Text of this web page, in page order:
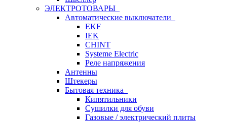
ЭЛЕКТРОТОВАРЫ
Автоматические выключатели
EKF
IEK
CHINT
Systeme Electric
Реле напряжения
Антенны
Штекеры
Бытовая техника
Кипятильники
Сушилки для обуви
Газовые / электрический плиты